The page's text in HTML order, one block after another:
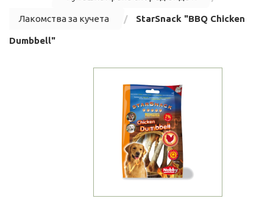
Лакомства за кучета StarSnack "BBQ Chicken
Dumbbell"